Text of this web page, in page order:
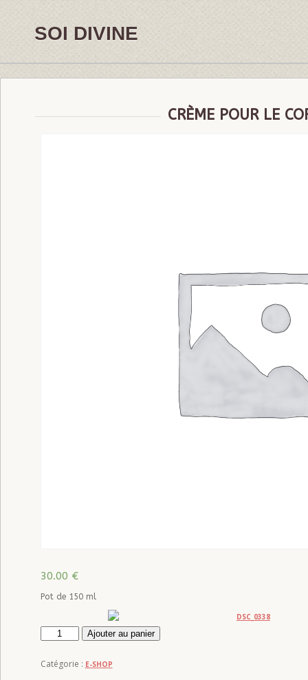
SOI DIVINE
CRÈME POUR LE
30.00 €
Pot de 150 ml
quantité
Crème
Ajouter au panier
Catégorie : E-SHOP